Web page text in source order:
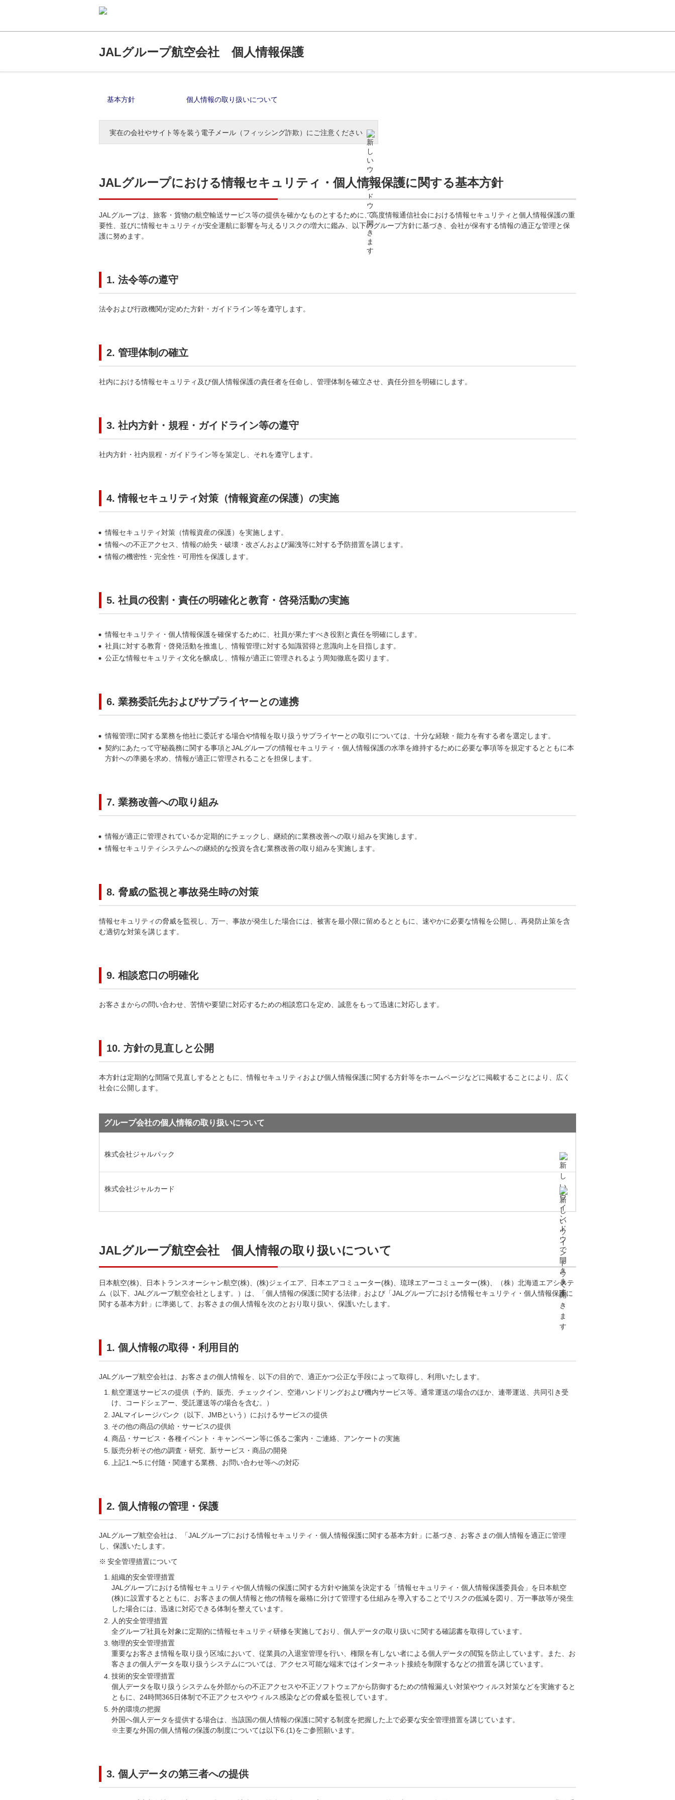
JALグループ航空会社 個人情報保護
基本方針 個人情報の取り扱いについて
実在の会社やサイト等を装う電子メール（フィッシング詐欺）にご注意ください
JALグループにおける情報セキュリティ・個人情報保護に関する基本方針
JALグループは、旅客・貨物の航空輸送サービス等の提供を確かなものとするために、高度情報通信社会における情報セキュリティと個人情報保護の重
要性、並びに情報セキュリティが安全運航に影響を与えるリスクの増大に鑑み、以下のグループ方針に基づき、会社が保有する情報の適正な管理と保
護に努めます。
1. 法令等の遵守
法令および行政機関が定めた方針・ガイドライン等を遵守します。
2. 管理体制の確立
社内における情報セキュリティ及び個人情報保護の責任者を任命し、管理体制を確立させ、責任分担を明確にします。
3. 社内方針・規程・ガイドライン等の遵守
社内方針・社内規程・ガイドライン等を策定し、それを遵守します。
4. 情報セキュリティ対策（情報資産の保護）の実施
情報セキュリティ対策（情報資産の保護）を実施します。
情報への不正アクセス、情報の紛失・破壊・改ざんおよび漏洩等に対する予防措置を講じます。
情報の機密性・完全性・可用性を保護します。
5. 社員の役割・責任の明確化と教育・啓発活動の実施
情報セキュリティ・個人情報保護を確保するために、社員が果たすべき役割と責任を明確にします。
社員に対する教育・啓発活動を推進し、情報管理に対する知識習得と意識向上を目指します。
公正な情報セキュリティ文化を醸成し、情報が適正に管理されるよう周知徹底を図ります。
6. 業務委託先およびサプライヤーとの連携
情報管理に関する業務を他社に委託する場合や情報を取り扱うサプライヤーとの取引については、十分な経験・能力を有する者を選定します。
契約にあたって守秘義務に関する事項とJALグループの情報セキュリティ・個人情報保護の水準を維持するために必要な事項等を規定するとともに本
方針への準拠を求め、情報が適正に管理されることを担保します。
7. 業務改善への取り組み
情報が適正に管理されているか定期的にチェックし、継続的に業務改善への取り組みを実施します。
情報セキュリティシステムへの継続的な投資を含む業務改善の取り組みを実施します。
8. 脅威の監視と事故発生時の対策
情報セキュリティの脅威を監視し、万一、事故が発生した場合には、被害を最小限に留めるとともに、速やかに必要な情報を公開し、再発防止策を含
む適切な対策を講じます。
9. 相談窓口の明確化
お客さまからの問い合わせ、苦情や要望に対応するための相談窓口を定め、誠意をもって迅速に対応します。
10. 方針の見直しと公開
本方針は定期的な間隔で見直しするとともに、情報セキュリティおよび個人情報保護に関する方針等をホームページなどに掲載することにより、広く
社会に公開します。
グループ会社の個人情報の取り扱いについて
株式会社ジャルパック
株式会社ジャルカード
JALグループ航空会社 個人情報の取り扱いについて
日本航空(株)、日本トランスオーシャン航空(株)、(株)ジェイエア、日本エアコミューター(株)、琉球エアーコミューター(株)、（株）北海道エアシステ
ム（以下、JALグループ航空会社とします。）は、「個人情報の保護に関する法律」および「JALグループにおける情報セキュリティ・個人情報保護に
関する基本方針」に準拠して、お客さまの個人情報を次のとおり取り扱い、保護いたします。
1. 個人情報の取得・利用目的
JALグループ航空会社は、お客さまの個人情報を、以下の目的で、適正かつ公正な手段によって取得し、利用いたします。
航空運送サービスの提供（予約、販売、チェックイン、空港ハンドリングおよび機内サービス等。通常運送の場合のほか、連帯運送、共同引き受
け、コードシェアー、受託運送等の場合を含む。）
JALマイレージバンク（以下、JMBという）におけるサービスの提供
その他の商品の供給・サービスの提供
商品・サービス・各種イベント・キャンペーン等に係るご案内・ご連絡、アンケートの実施
販売分析その他の調査・研究、新サービス・商品の開発
上記1.〜5.に付随・関連する業務、お問い合わせ等への対応
2. 個人情報の管理・保護
JALグループ航空会社は、「JALグループにおける情報セキュリティ・個人情報保護に関する基本方針」に基づき、お客さまの個人情報を適正に管理
し、保護いたします。
安全管理措置について
組織的安全管理措置
JALグループにおける情報セキュリティや個人情報の保護に関する方針や施策を決定する「情報セキュリティ・個人情報保護委員会」を日本航空
(株)に設置するとともに、お客さまの個人情報と他の情報を厳格に分けて管理する仕組みを導入することでリスクの低減を図り、万一事故等が発生
した場合には、迅速に対応できる体制を整えています。
人的安全管理措置
全グループ社員を対象に定期的に情報セキュリティ研修を実施しており、個人データの取り扱いに関する確認書を取得しています。
物理的安全管理措置
重要なお客さま情報を取り扱う区域において、従業員の入退室管理を行い、権限を有しない者による個人データの閲覧を防止しています。また、お
客さまの個人データを取り扱うシステムについては、アクセス可能な端末ではインターネット接続を制限するなどの措置を講じています。
技術的安全管理措置
個人データを取り扱うシステムを外部からの不正アクセスや不正ソフトウェアから防御するための情報漏えい対策やウィルス対策などを実施すると
ともに、24時間365日体制で不正アクセスやウィルス感染などの脅威を監視しています。
外的環境の把握
外国へ個人データを提供する場合は、当該国の個人情報の保護に関する制度を把握した上で必要な安全管理措置を講じています。
※主要な外国の個人情報の保護の制度については以下6.(1)をご参照願います。
3. 個人データの第三者への提供